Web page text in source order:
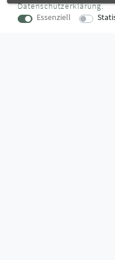
Daten­schutz­erklärung.
Essenziell